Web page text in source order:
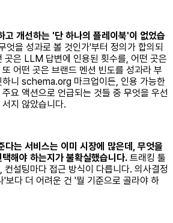
고 개선하는 '단 하나의 플레이북'이 없었습
엇을 성과로 볼 것인가'부터 정의가 합의되
곳은 LLM 답변에 인용된 횟수를, 어떤 곳은
어떤 곳은 브랜드 멘션 빈도를 성과라 부
하니 schema.org 마크업이든, 인용 가능한
요 액션으로 언급되는 것들 중 무엇을 우선
지 않았습니다.
다는 서비스는 이미 시장에 많은데, 무엇을
해야 하는지가 불확실했습니다. 트래킹 툴
컨설팅마다 접근 방식이 다릅니다. 의사결정
'보다 더 어려운 건 '뭘 기준으로 골라야 하